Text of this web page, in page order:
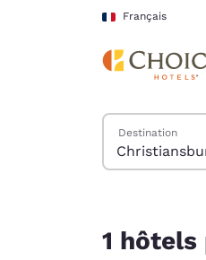
Sauter à Contenu Principal
Français
Trouver des
Destination
1